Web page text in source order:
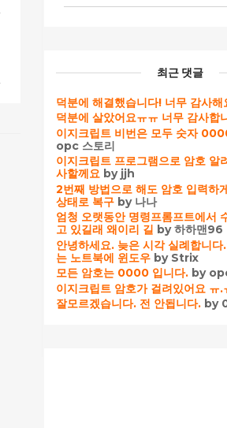
최근 댓글
덕분에 해결했습니다! 너무 감사해
덕분에 살았어요ㅠㅠ 너무 감사합
이지크립트 비번은 모두 숫자
opc 스토리
이지크립트 프로그램으로 암호 알
사할께요 by jjh
2번째 방법으로 해도 암호 입력하
상태로 복구 by 나나
엄청 오랫동안 명령프롬프트에서
고 있길래 왜이리 길 by 하하맨96
안녕하세요. 늦은 시각 실례합니다
는 노트북에 윈도우 by Strix
모든 암호는 0000 입니다. by
이지크립트 암호가 걸려있어요 ㅠ.
잘모르겠습니다. 전 안됩니다. by